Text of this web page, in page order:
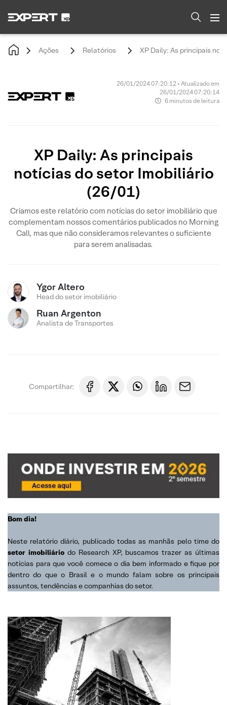
Ações Relatórios XP Daily: As principais
26/01/2024 07:20:12 • Atualizado em
26/01/2024 07:20:14
6 minutos de leitura
XP Daily: As principais
notícias do setor Imobiliário
(26/01)
Criamos este relatório com notícias do setor imobiliário que
complementam nossos comentários publicados no Morning
Call, mas que não consideramos relevantes o suficiente
para serem analisadas.
Ygor Altero
Head do setor imobiliário
Ruan Argenton
Analista de Transportes
Compartilhar:
Bom dia!
Neste relatório diário, publicado todas as manhãs pelo time do
setor imobiliário do Research XP, buscamos trazer as últimas
notícias para que você comece o dia bem informado e fique por
dentro do que o Brasil e o mundo falam sobre os principais
assuntos, tendências e companhias do setor.